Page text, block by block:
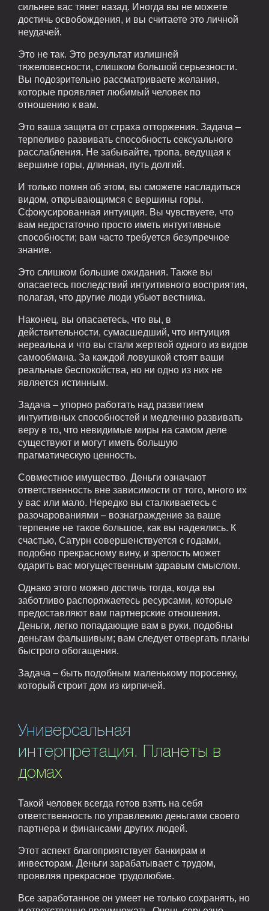
сильнее вас тянет назад. Иногда вы не можете
достичь освобождения, и вы считаете это личной
неудачей.
Это не так. Это результат излишней
тяжеловесности, слишком большой серьезности.
Вы подозрительно рассматриваете желания,
которые проявляет любимый человек по
отношению к вам.
Это ваша защита от страха отторжения. Задача –
терпеливо развивать способность сексуального
расслабления. Не забывайте, тропа, ведущая к
вершине горы, длинная, путь долгий.
И только помня об этом, вы сможете насладиться
видом, открывающимся с вершины горы.
Сфокусированная интуиция. Вы чувствуете, что
вам недостаточно просто иметь интуитивные
способности; вам часто требуется безупречное
знание.
Это слишком большие ожидания. Также вы
опасаетесь последствий интуитивного восприятия,
полагая, что другие люди убьют вестника.
Наконец, вы опасаетесь, что вы, в
действительности, сумасшедший, что интуиция
нереальна и что вы стали жертвой одного из видов
самообмана. За каждой ловушкой стоят ваши
реальные беспокойства, но ни одно из них не
является истинным.
Задача – упорно работать над развитием
интуитивных способностей и медленно развивать
веру в то, что невидимые миры на самом деле
существуют и могут иметь большую
прагматическую ценность.
Совместное имущество. Деньги означают
ответственность вне зависимости от того, много их
у вас или мало. Нередко вы сталкиваетесь с
разочарованиями – вознаграждение за ваше
терпение не такое большое, как вы надеялись. К
счастью, Сатурн совершенствуется с годами,
подобно прекрасному вину, и зрелость может
одарить вас могущественным здравым смыслом.
Однако этого можно достичь тогда, когда вы
заботливо распоряжаетесь ресурсами, которые
предоставляют вам партнерские отношения.
Деньги, легко попадающие вам в руки, подобны
деньгам фальшивым; вам следует отвергать планы
быстрого обогащения.
Задача – быть подобным маленькому поросенку,
который строит дом из кирпичей.
Универсальная
интерпретация. Планеты в
домах
Такой человек всегда готов взять на себя
ответственность по управлению деньгами своего
партнера и финансами других людей.
Этот аспект благоприятствует банкирам и
инвесторам. Деньги зарабатывает с трудом,
проявляя прекрасное трудолюбие.
Все заработанное он умеет не только сохранять, но